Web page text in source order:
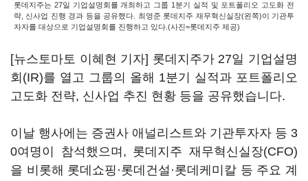
롯데지주는 27일 기업설명회를 개최하고 그룹 1분기 실적 및 포트폴리오 고도화 전
략, 신사업 진행 경과 등을 공유했다. 최영준 롯데지주 재무혁신실장(왼쪽)이 기관투
자자를 대상으로 기업설명회를 진행하고 있다.(사진=롯데지주 제공)
[뉴스토마토 이혜현 기자] 롯데지주가 27일 기업설명
회(IR)를 열고 그룹의 올해 1분기 실적과 포트폴리오
고도화 전략, 신사업 추진 현황 등을 공유했습니다.
이날 행사에는 증권사 애널리스트와 기관투자자 등 3
0여명이 참석했으며, 롯데지주 재무혁신실장(CFO)
을 비롯해 롯데쇼핑·롯데건설·롯데케미칼 등 주요 계